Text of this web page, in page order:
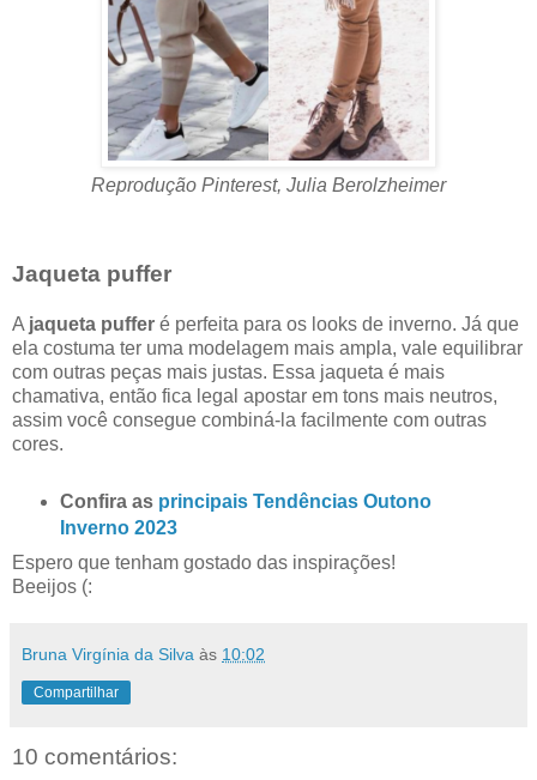
Reprodução Pinterest, Julia Berolzheimer
Jaqueta puffer
A jaqueta puffer é perfeita para os looks de inverno. Já que
ela costuma ter uma modelagem mais ampla, vale equilibrar
com outras peças mais justas. Essa jaqueta é mais
chamativa, então fica legal apostar em tons mais neutros,
assim você consegue combiná-la facilmente com outras
cores.
Confira as principais Tendências Outono
Inverno 2023
Espero que tenham gostado das inspirações!
Beeijos (:
Bruna Virgínia da Silva às 10:02
Compartilhar
10 comentários: